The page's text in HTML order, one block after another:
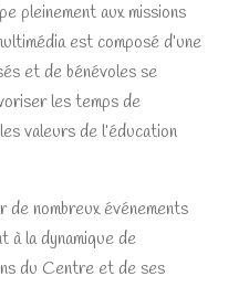
pleinement aux missions
est composé d’une
et de bénévoles se
les temps de
valeurs de l’éducation
de nombreux événements
à la dynamique de
du Centre et de ses